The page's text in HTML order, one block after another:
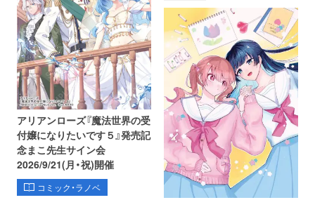
アリアンローズ『魔法世界の受
付嬢になりたいです５』発売記
念まこ先生サイン会
2026/9/21(月・祝)開催
コミック・ラノベ